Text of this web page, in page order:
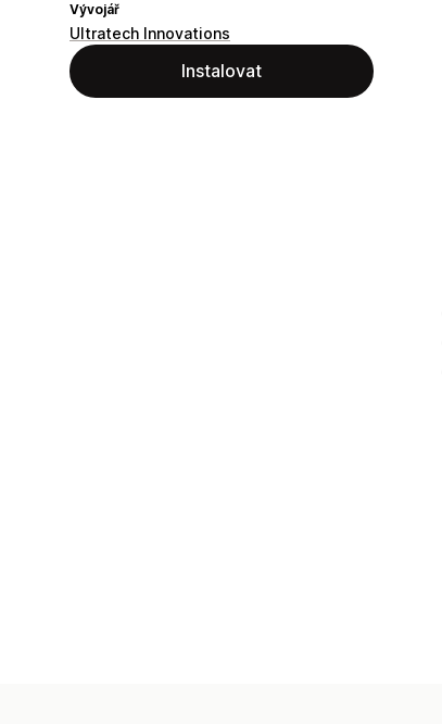
Vývojář
Ultratech Innovations
Instalovat